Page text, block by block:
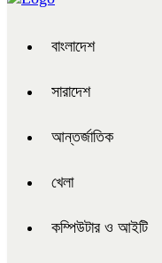
বাংলাদেশ
সারাদেশ
আন্তর্জাতিক
খেলা
কম্পিউটার ও আইটি